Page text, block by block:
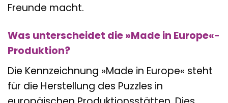
Freunde macht.
Was unterscheidet die »Made in Europe«-
Produktion?
Die Kennzeichnung »Made in Europe« steht
für die Herstellung des Puzzles in